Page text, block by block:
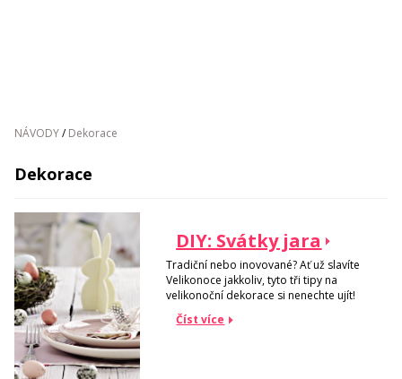
NÁVODY/ Dekorace
Dekorace
DIY: Svátky jara
Tradiční nebo inovované? Ať už slavíte
Velikonoce jakkoliv, tyto tři tipy na
velikonoční dekorace si nenechte ujít!
Číst více